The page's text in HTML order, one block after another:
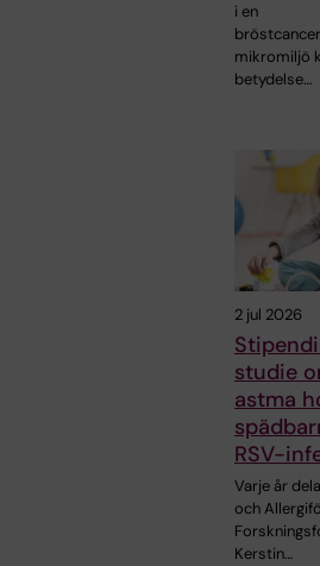
i en
mikromiljö
betydelse…
2 jul 2026
studie
astma
RSV-
Varje år
och
Kerstin…